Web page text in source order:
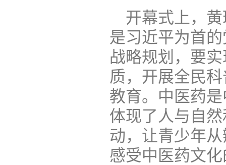
开幕式上，
是习近平为首
战略规划，要
质，开展全民
教育。中医药
体现了人与自
动，让青少年
感受中医药文